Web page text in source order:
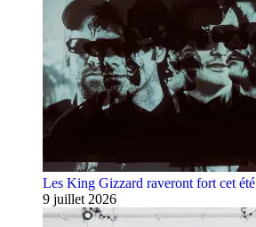
Les King Gizzard raveront fort cet été
9 juillet 2026